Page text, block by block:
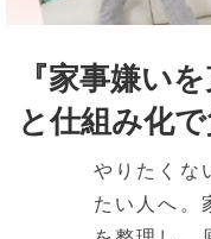
『家事嫌い
と仕組み化
やりたくな
たい人へ。